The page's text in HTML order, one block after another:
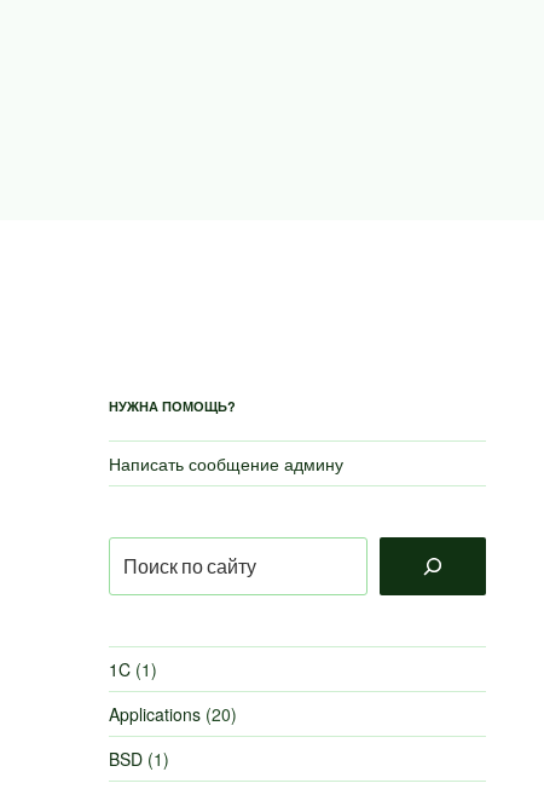
НУЖНА ПОМОЩЬ?
Написать сообщение админу
1C (1)
Applications (20)
BSD (1)